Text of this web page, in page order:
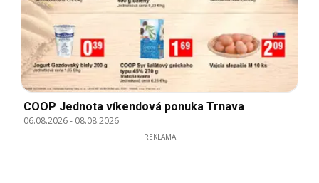
COOP Jednota víkendová ponuka Trnava
06.08.2026- 08.08.2026
REKLAMA